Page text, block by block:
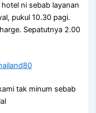
ni sebab layanan
pukul 10.30 pagi.
Sepatutnya 2.00
tak minum sebab